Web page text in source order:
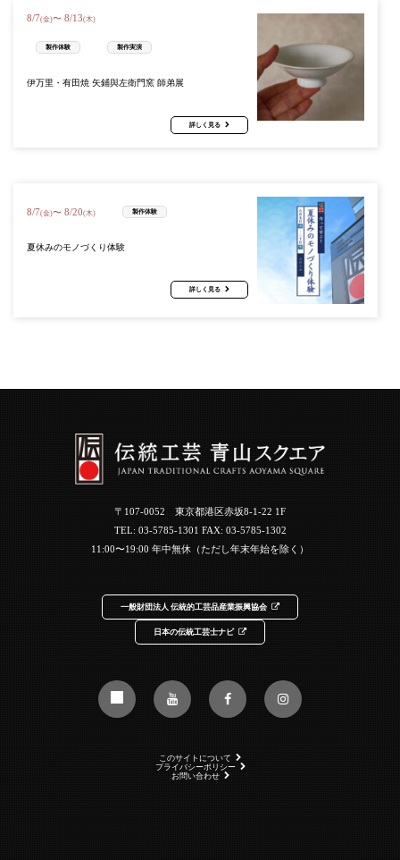
8/7(金)〜 8/13(木)
製作体験 製作実演
伊万里・有田焼 矢鋪與左衛門窯 師弟展
詳しく見る
8/7(金)〜 8/20(木) 製作体験
夏休みのモノづくり体験
詳しく見る
〒107-0052 東京都港区赤坂8-1-22 1F
TEL: 03-5785-1301 FAX: 03-5785-1302
11:00〜19:00 年中無休（ただし年末年始を除く）
一般財団法人 伝統的工芸品産業振興協会
日本の伝統工芸士ナビ
このサイトについて
プライバシーポリシー
お問い合わせ